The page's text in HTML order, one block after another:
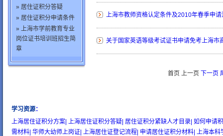
» 居住证积分答疑
» 居住证积分申请条件
» 上海市学前教育专业
岗位证书培训班招生简
章
上海市教师资格认定条件及2010年春季申请
关于国家英语等级考试证书申请免考上海
首页 上一页 下一页
学习资源：
上海居住证积分方案| 上海居住证积分答疑| 居住证积分紧缺人才目录| 如何申请
需材料| 华师大幼师上岗证| 上海居住证登记流程| 申请居住证积分材料| 上海本科